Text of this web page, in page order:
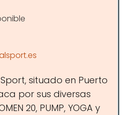
situado en Puerto
por sus diversas
20, PUMP, YOGA y